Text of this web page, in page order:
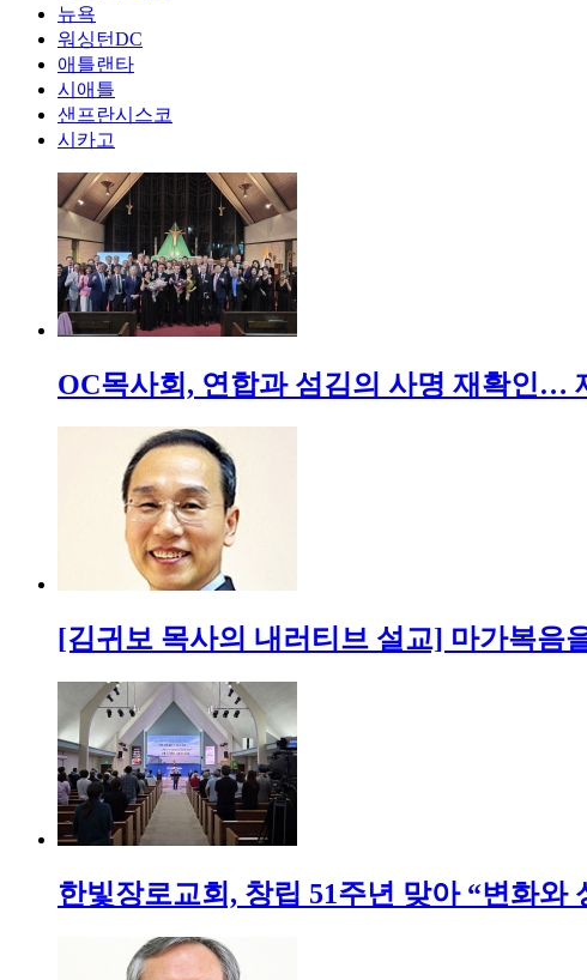
뉴욕
워싱턴DC
애틀랜타
시애틀
샌프란시스코
시카고
OC목사회, 연합과 섬김의 사명 재확인…
[김귀보 목사의 내러티브 설교] 마가복음
한빛장로교회, 창립 51주년 맞아 “변화